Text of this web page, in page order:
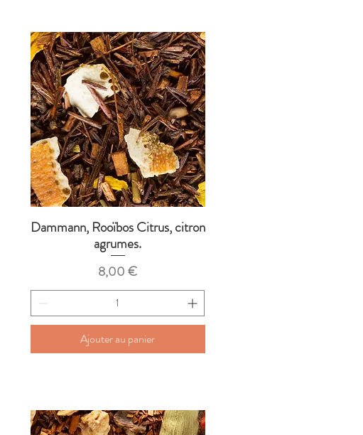
Aperçu rapide
Dammann, Rooïbos Citrus, citron
agrumes.
Prix
8,00 €
Ajouter au panier